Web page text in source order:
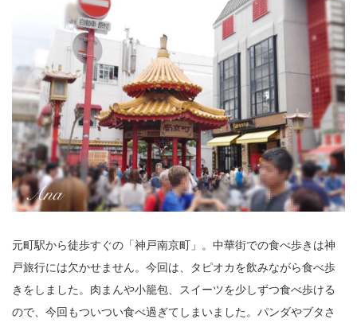
元町駅から徒歩すぐの「神戸南京町」。中華街での食べ歩きは神
戸旅行には欠かせません。今回は、タピオカを飲みながら食べ歩
きをしました。肉まんや小籠包、スイーツを少しずつ食べ歩ける
ので、今回もついつい食べ過ぎてしまいました。パンダやブタさ